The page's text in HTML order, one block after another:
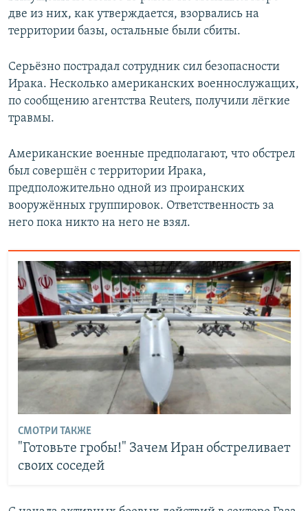
две из них, как утверждается, взорвались на
территории базы, остальные были сбиты.
Серьёзно пострадал сотрудник сил безопасности
Ирака. Несколько американских военнослужащих,
по сообщению агентства Reuters, получили лёгкие
травмы.
Американские военные предполагают, что обстрел
был совершён с территории Ирака,
предположительно одной из проиранских
вооружённых группировок. Ответственность за
него пока никто на него не взял.
СМОТРИ ТАКЖЕ
"Готовьте гробы!" Зачем Иран обстреливает
своих соседей